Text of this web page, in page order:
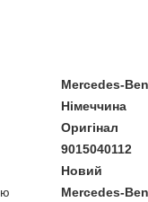
Mercedes-
Німеччина
Оригінал
9015040112
Новий
Mercedes-